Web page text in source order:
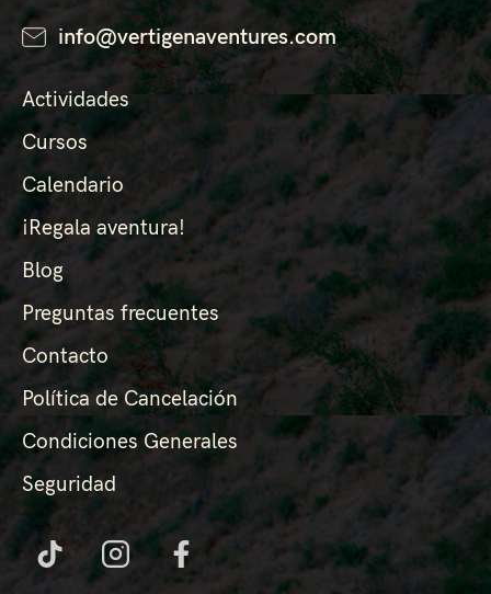
info@vertigenaventures.com
Actividades
Cursos
Calendario
¡Regala aventura!
Blog
Preguntas frecuentes
Contacto
Política de Cancelación
Condiciones Generales
Seguridad